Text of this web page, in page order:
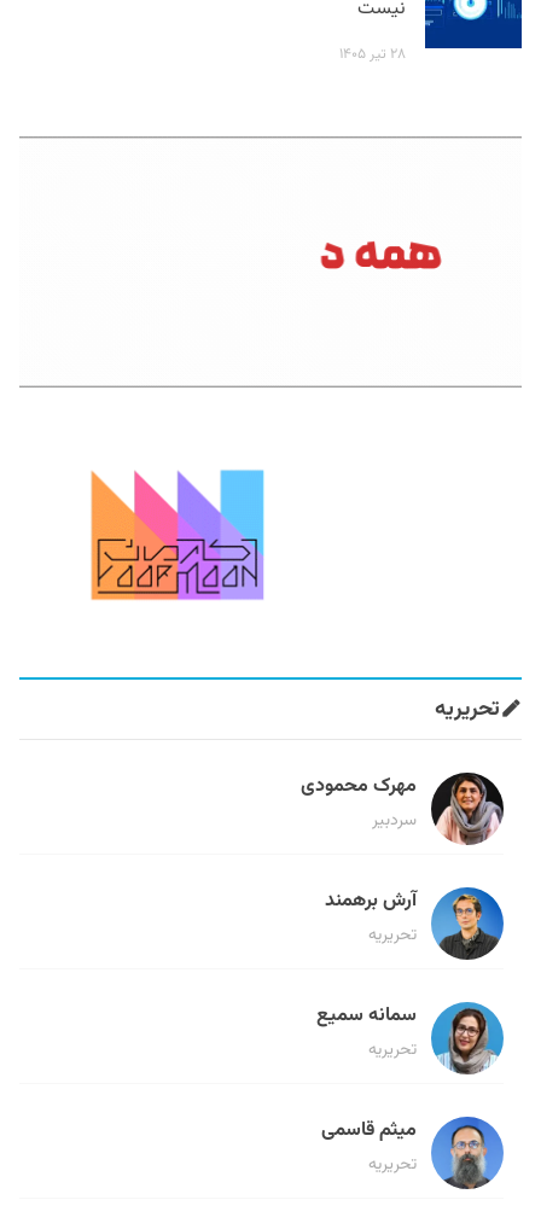
نیست
۲۸ تیر ۱۴۰۵
تحریریه
مهرک محمودی
سردبیر
آرش برهمند
تحریریه
سمانه سمیع
تحریریه
میثم قاسمی
تحریریه